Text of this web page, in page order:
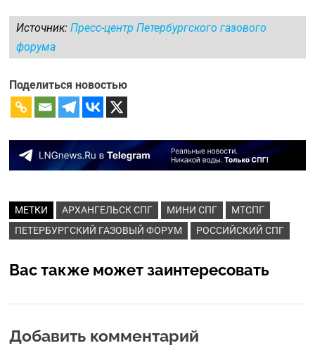
Источник:Пресс-центр Петербургского газового
форума
Поделиться новостью
МЕТКИ АРХАНГЕЛЬСК СПГ МИНИ СПГ
МТСПГ
ПЕТЕРБУРГСКИЙ ГАЗОВЫЙ ФОРУМ
РОССИЙСКИЙ СПГ
Вас также может заинтересовать
Добавить комментарий